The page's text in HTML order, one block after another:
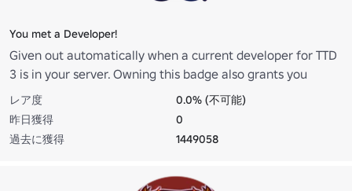
You met a Developer!
Given out automatically when a current developer for TTD
3 is in your server. Owning this badge also grants you
exclusive emotes: "MLG", "Raining Tacos"!
レア度
0.0% (不可能)
昨日獲得
0
過去に獲得
1449058